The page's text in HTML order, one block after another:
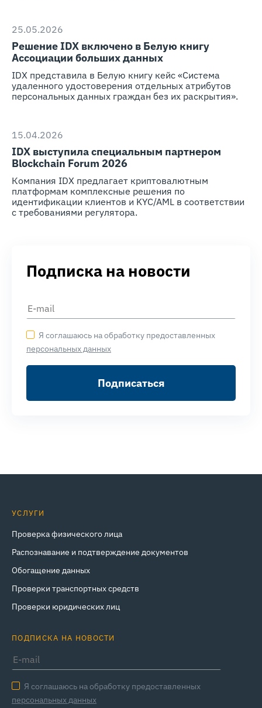
25.05.2026
Решение IDX включено в Белую книгу
Ассоциации больших данных
IDX представила в Белую книгу кейс «Система
удаленного удостоверения отдельных атрибутов
персональных данных граждан без их раскрытия».
15.04.2026
IDX выступила специальным партнером
Blockchain Forum 2026
Компания IDX предлагает криптовалютным
платформам комплексные решения по
идентификации клиентов и KYC/AML в соответствии
с требованиями регулятора.
Подписка на новости
Я соглашаюсь на обработку предоставленных
персональных данных
Подписаться
УСЛУГИ
Проверка физического лица
Распознавание и подтверждение документов
Обогащение данных
Проверки транспортных средств
Проверки юридических лиц
ПОДПИСКА НА НОВОСТИ
Я соглашаюсь на обработку предоставленных
персональных данных